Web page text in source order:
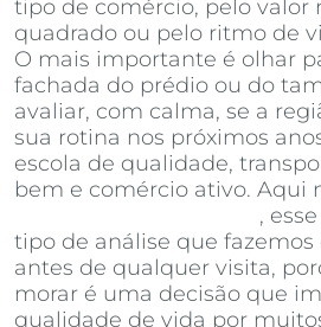
tipo de comércio, pelo valor
quadrado ou pelo ritmo de
O mais importante é olhar
fachada do prédio ou do
avaliar, com calma, se a
sua rotina nos próximos
escola de qualidade,
bem e comércio ativo. Aqui
,
tipo de análise que
antes de qualquer visita,
morar é uma decisão que
qualidade de vida por